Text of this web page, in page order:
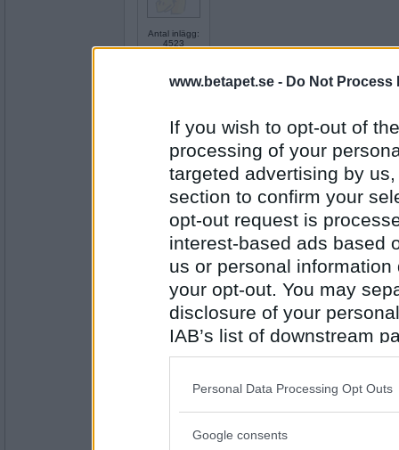
www.betapet.se - Do Not Process
If you wish to opt-out of
processing of your
targeted advertising by
section to confirm your
opt-out request is
interest-based ads based
us or personal
your opt-out. You may
disclosure of your
IAB’s list of downstream
also be disclosed by us
Downstream Participants
Please note that this
Personal Data Processing Opt Outs
Google consents
Antal inlägg:
4523
- Ej medlem längre
Antal inlägg:
12458
Antal inlägg:
4523
Stickor
Klister